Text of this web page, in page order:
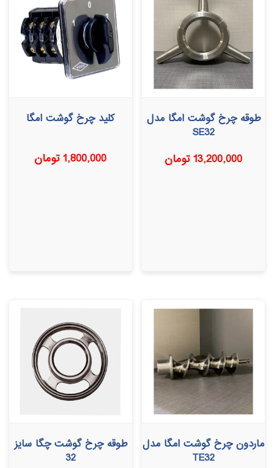
طوقه چرخ گوشت امگا مدل
SE32
13,200,000تومان
کلید چرخ گوشت امگا
1,800,000تومان
ماردون چرخ گوشت امگا مدل
TE32
طوقه چرخ گوشت چگا سایز
32